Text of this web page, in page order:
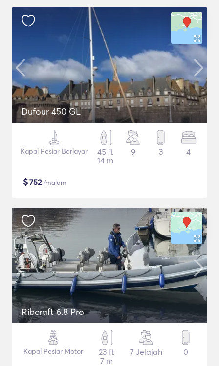
Dufour 450 GL
Kapal Pesiar Berlayar
45 ft
14 m
9 3 4
$752/malam
Ribcraft 6.8 Pro
Kapal Pesiar Motor
23 ft
7 m
7 Jelajah 0